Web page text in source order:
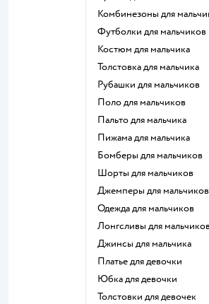
Комбинезоны для
Футболки для мальчиков
Костюм для мальчика
Толстовка для мальчика
Рубашки для мальчиков
Поло для мальчиков
Пальто для мальчика
Пижама для мальчика
Бомберы для мальчиков
Шорты для мальчиков
Джемперы для мальчиков
Одежда для мальчиков
Лонгсливы для
Джинсы для мальчика
Платье для девочки
Юбка для девочки
Толстовки для девочек